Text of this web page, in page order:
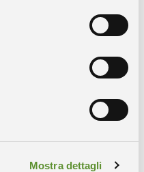
Mostra dettagli
LINKEDIN